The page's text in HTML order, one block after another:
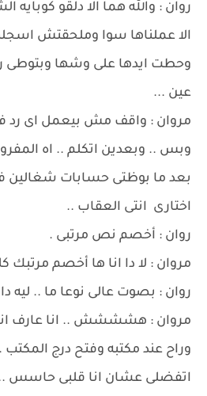
روان : والله هما الا دلقو
الا عملناها سوا وملحقتش
وحطت ايدها على وشها وبتوطى
عين ...
مروان : واقف مش بيعمل اى رد
وبس .. وبعدين اتكلم .. اه
بعد ما بوظتى حسابات شغالين
اختارى انتى العقاب ..
روان : أخصم نص مرتبى .
مروان : لا دا انا ها أخصم مرتبك
روان : بصوت عالى نوعا ما .. ليه
مروان : هشششش .. انا عارف
وراح عند مكتبه وفتح درج
اتفضلى عشان انا قلبى حاسس